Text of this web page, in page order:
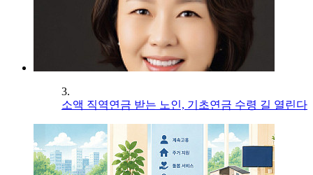
3.
소액 직역연금 받는 노인, 기초연금 수령 길 열린다